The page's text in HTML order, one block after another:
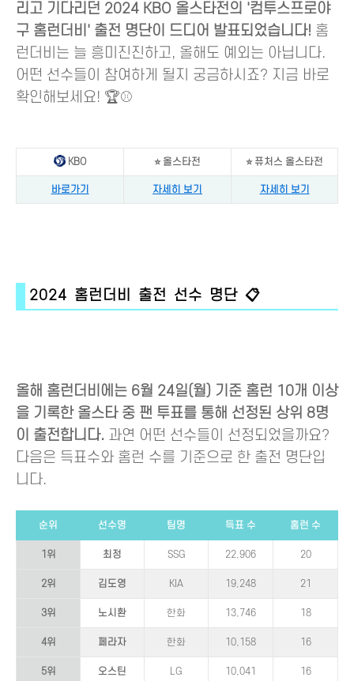
리고 기다리던 2024 KBO 올스타전의 '컴투스프로야
구 홈런더비' 출전 명단이 드디어 발표되었습니다! 홈
런더비는 늘 흥미진진하고, 올해도 예외는 아닙니다.
어떤 선수들이 참여하게 될지 궁금하시죠? 지금 바로
확인해보세요! 🏆⚾
KBO ⭐ 올스타전 ⭐ 퓨처스 올스타전
바로가기 자세히 보기 자세히 보기
2024 홈런더비 출전 선수 명단 📋
올해 홈런더비에는 6월 24일(월) 기준 홈런 10개 이상
을 기록한 올스타 중 팬 투표를 통해 선정된 상위 8명
이 출전합니다. 과연 어떤 선수들이 선정되었을까요?
다음은 득표수와 홈런 수를 기준으로 한 출전 명단입
니다.
순위 선수명 팀명 득표 수 홈런 수
1위 최정 SSG 22,906 20
2위 김도영 KIA 19,248 21
3위 노시환 한화 13,746 18
4위 페라자 한화 10,158 16
5위 오스틴 LG 10,041 16